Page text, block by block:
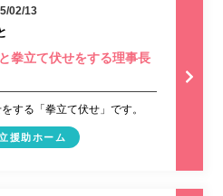
02/13
拳立て伏せをする理事長
する「拳立て伏せ」です。
援助ホーム